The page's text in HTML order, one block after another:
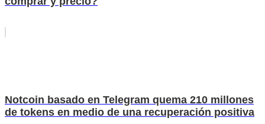
Notcoin basado en Telegram quema 210 millones
de tokens en medio de una recuperación positiva